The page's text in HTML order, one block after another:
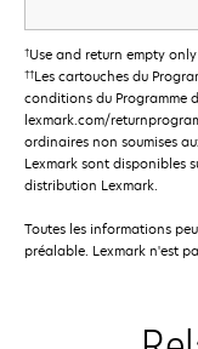
†Use and return empty
††Les cartouches du
conditions du Programme
lexmark.com/
ordinaires non soumises
Lexmark sont disponibles
distribution Lexmark.
Toutes les informations
préalable. Lexmark n'est